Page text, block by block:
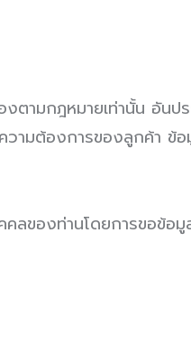
ตามกฎหมายเท่านั้น อันป
วามต้องการของลูกค้า ข้
ลของท่านโดยการขอข้อ